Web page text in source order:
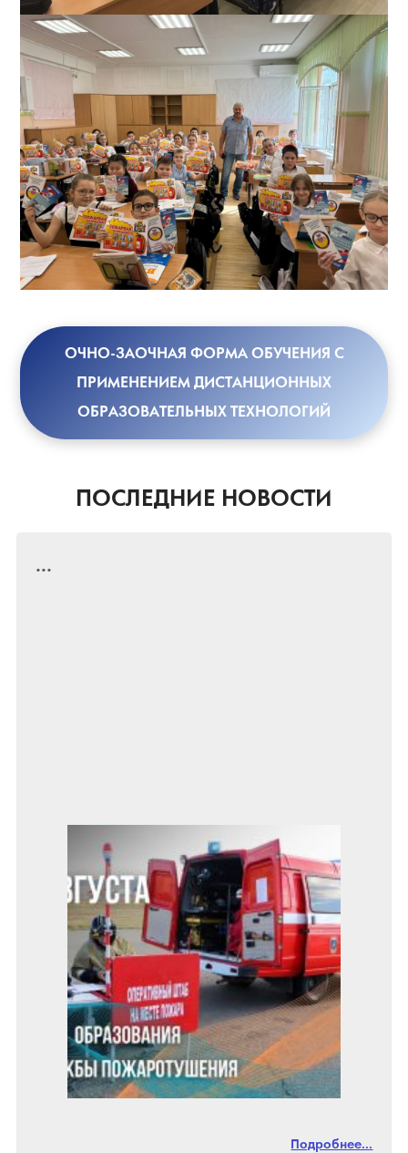
ОЧНО-ЗАОЧНАЯ ФОРМА ОБУЧЕНИЯ С
ПРИМЕНЕНИЕМ ДИСТАНЦИОННЫХ
ОБРАЗОВАТЕЛЬНЫХ ТЕХНОЛОГИЙ
ПОСЛЕДНИЕ НОВОСТИ
...
Подробнее...